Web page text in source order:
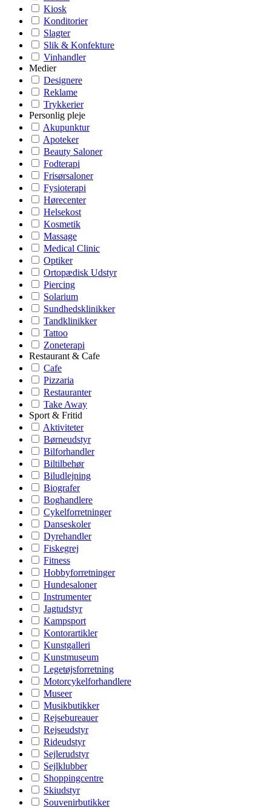
Kiosk
Konditorier
Slagter
Slik & Konfekture
Vinhandler
Medier
Designere
Reklame
Trykkerier
Personlig pleje
Akupunktur
Apoteker
Beauty Saloner
Fodterapi
Frisørsaloner
Fysioterapi
Hørecenter
Helsekost
Kosmetik
Massage
Medical Clinic
Optiker
Ortopædisk Udstyr
Piercing
Solarium
Sundhedsklinikker
Tandklinikker
Tattoo
Zoneterapi
Restaurant & Cafe
Cafe
Pizzaria
Restauranter
Take Away
Sport & Fritid
Aktiviteter
Børneudstyr
Bilforhandler
Biltilbehør
Biludlejning
Biografer
Boghandlere
Cykelforretninger
Danseskoler
Dyrehandler
Fiskegrej
Fitness
Hobbyforretninger
Hundesaloner
Instrumenter
Jagtudstyr
Kampsport
Kontorartikler
Kunstgalleri
Kunstmuseum
Legetøjsforretning
Motorcykelforhandlere
Museer
Musikbutikker
Rejsebureauer
Rejseudstyr
Rideudstyr
Sejlerudstyr
Sejlklubber
Shoppingcentre
Skiudstyr
Souvenirbutikker